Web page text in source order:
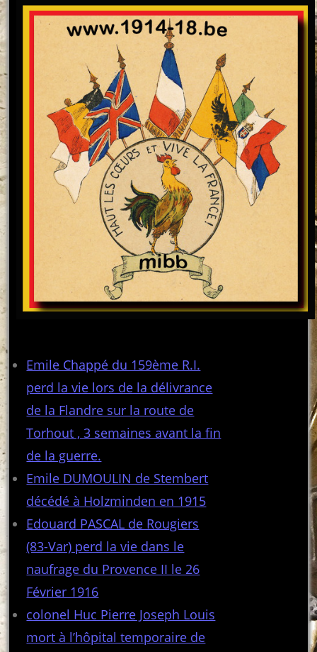
Emile Chappé du 159ème R.I.
perd la vie lors de la délivrance
de la Flandre sur la route de
Torhout , 3 semaines avant la fin
de la guerre.
Emile DUMOULIN de Stembert
décédé à Holzminden en 1915
Edouard PASCAL de Rougiers
(83-Var) perd la vie dans le
naufrage du Provence II le 26
Février 1916
colonel Huc Pierre Joseph Louis
mort à l’hôpital temporaire de